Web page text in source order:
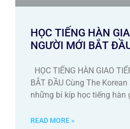
HỌC TIẾNG HÀN
NGƯỜI MỚI BẮT
HỌC TIẾNG HÀN GIAO
BẮT ĐẦU Cùng The
những bí kíp học tiếng hàn
READ MORE »